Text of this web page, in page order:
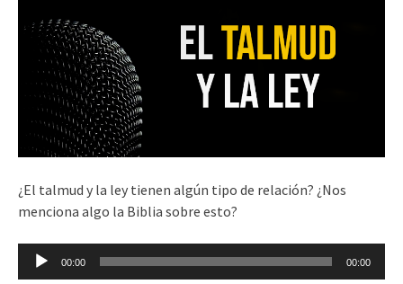
¿El talmud y la ley tienen algún tipo de relación? ¿Nos
menciona algo la Biblia sobre esto?
Reproductor
00:00 00:00